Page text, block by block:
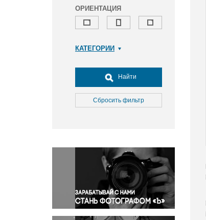
ОРИЕНТАЦИЯ
КАТЕГОРИИ
Досуг, туризм и отдых
Культура
Медицина
Окружающая среда
Политика
Правосудие
Происшествия и конфликты
Религия
Светская жизнь
Найти
Сбросить фильтр